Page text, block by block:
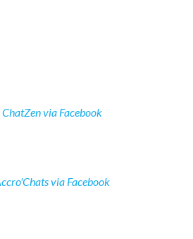
ChatZen via Facebook
via Facebook